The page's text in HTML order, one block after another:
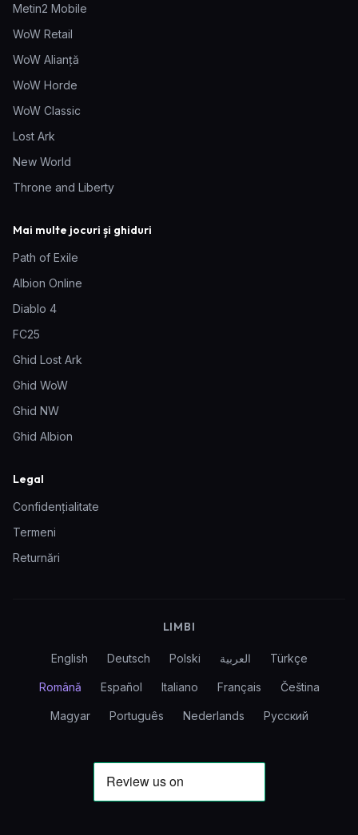
Metin2 Mobile
WoW Retail
WoW Alianță
WoW Horde
WoW Classic
Lost Ark
New World
Throne and Liberty
Mai multe jocuri și ghiduri
Path of Exile
Albion Online
Diablo 4
FC25
Ghid Lost Ark
Ghid WoW
Ghid NW
Ghid Albion
Legal
Confidențialitate
Termeni
Returnări
LIMBI
English Deutsch Polski العربية Türkçe
Română Español Italiano Français Čeština
Magyar Português Nederlands Русский